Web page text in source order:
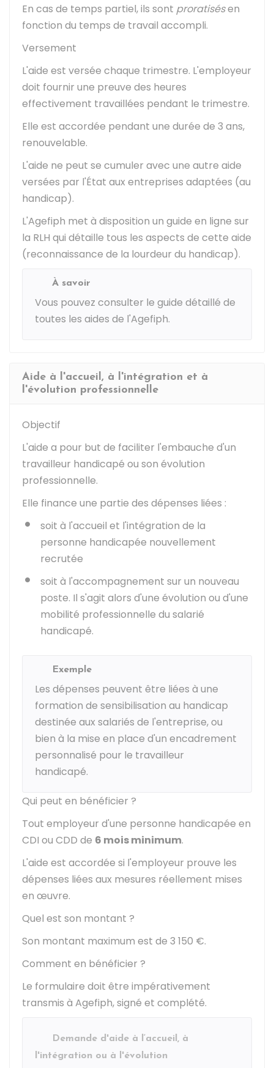
En cas de temps partiel, ils sont proratisésen
fonction du temps de travail accompli.
Versement
L'aide est versée chaque trimestre. L'employeur
doit fournir une preuve des heures
effectivement travaillées pendant le trimestre.
Elle est accordée pendant une durée de 3 ans,
renouvelable.
L'aide ne peut se cumuler avec une autre aide
versées par l'État aux entreprises adaptées (au
handicap).
L'Agefiph met à disposition un guide en ligne sur
la RLH qui détaille tous les aspects de cette aide
(reconnaissance de la lourdeur du handicap).
À savoir
Vous pouvez consulter le guide détaillé de
toutes les aides de l'Agefiph.
Aide à l'accueil, à l'intégration et à
l'évolution professionnelle
Objectif
L'aide a pour but de faciliter l'embauche d'un
travailleur handicapé ou son évolution
professionnelle.
Elle finance une partie des dépenses liées :
soit à l'accueil et l'intégration de la
personne handicapée nouvellement
recrutée
soit à l'accompagnement sur un nouveau
poste. Il s'agit alors d'une évolution ou d'une
mobilité professionnelle du salarié
handicapé.
Exemple
Les dépenses peuvent être liées à une
formation de sensibilisation au handicap
destinée aux salariés de l'entreprise, ou
bien à la mise en place d'un encadrement
personnalisé pour le travailleur
handicapé.
Qui peut en bénéficier ?
Tout employeur d'une personne handicapée en
CDI ou CDD de 6 mois minimum.
L'aide est accordée si l'employeur prouve les
dépenses liées aux mesures réellement mises
en œuvre.
Quel est son montant ?
Son montant maximum est de 3 150 €.
Comment en bénéficier ?
Le formulaire doit être impérativement
transmis à Agefiph, signé et complété.
Demande d'aide à l‘accueil, à
l'intégration ou à l'évolution